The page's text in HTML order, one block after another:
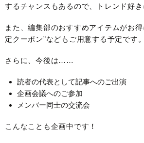
するチャンスもあるので、トレンド好
また、編集部のおすすめアイテムがお
定クーポン”などもご用意する予定です。
さらに、今後は……
読者の代表として記事へのご出演
企画会議へのご参加
メンバー同士の交流会
こんなことも企画中です！